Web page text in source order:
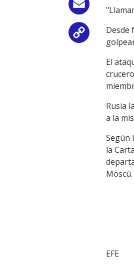
Email
CopyDesde
El
Rusia
a la
Según
la
Moscú.
EFE